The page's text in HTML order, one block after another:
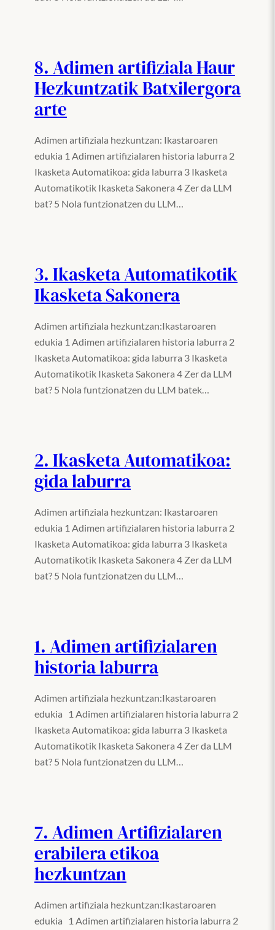
8. Adimen artifiziala Haur
Hezkuntzatik Batxilergora
arte
Adimen artifiziala hezkuntzan: Ikastaroaren
edukia 1 Adimen artifizialaren historia laburra 2
Ikasketa Automatikoa: gida laburra 3 Ikasketa
Automatikotik Ikasketa Sakonera 4 Zer da LLM
bat? 5 Nola funtzionatzen du LLM…
3. Ikasketa Automatikotik
Ikasketa Sakonera
Adimen artifiziala hezkuntzan:Ikastaroaren
edukia 1 Adimen artifizialaren historia laburra 2
Ikasketa Automatikoa: gida laburra 3 Ikasketa
Automatikotik Ikasketa Sakonera 4 Zer da LLM
bat? 5 Nola funtzionatzen du LLM batek…
2. Ikasketa Automatikoa:
gida laburra
Adimen artifiziala hezkuntzan: Ikastaroaren
edukia 1 Adimen artifizialaren historia laburra 2
Ikasketa Automatikoa: gida laburra 3 Ikasketa
Automatikotik Ikasketa Sakonera 4 Zer da LLM
bat? 5 Nola funtzionatzen du LLM…
1. Adimen artifizialaren
historia laburra
Adimen artifiziala hezkuntzan:Ikastaroaren
edukia 1 Adimen artifizialaren historia laburra 2
Ikasketa Automatikoa: gida laburra 3 Ikasketa
Automatikotik Ikasketa Sakonera 4 Zer da LLM
bat? 5 Nola funtzionatzen du LLM…
7. Adimen Artifizialaren
erabilera etikoa
hezkuntzan
Adimen artifiziala hezkuntzan:Ikastaroaren
edukia 1 Adimen artifizialaren historia laburra 2